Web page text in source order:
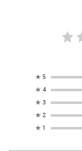
★ 5
★ 4
★ 3
★ 2
★ 1